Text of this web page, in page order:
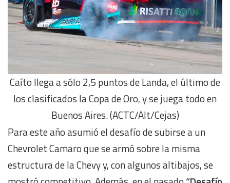
Caíto llega a sólo 2,5 puntos de Landa, el último de
los clasificados la Copa de Oro, y se juega todo en
Buenos Aires. (ACTC/Alt/Cejas)
Para este año asumió el desafío de subirse a un
Chevrolet Camaro que se armó sobre la misma
estructura de la Chevy y, con algunos altibajos, se